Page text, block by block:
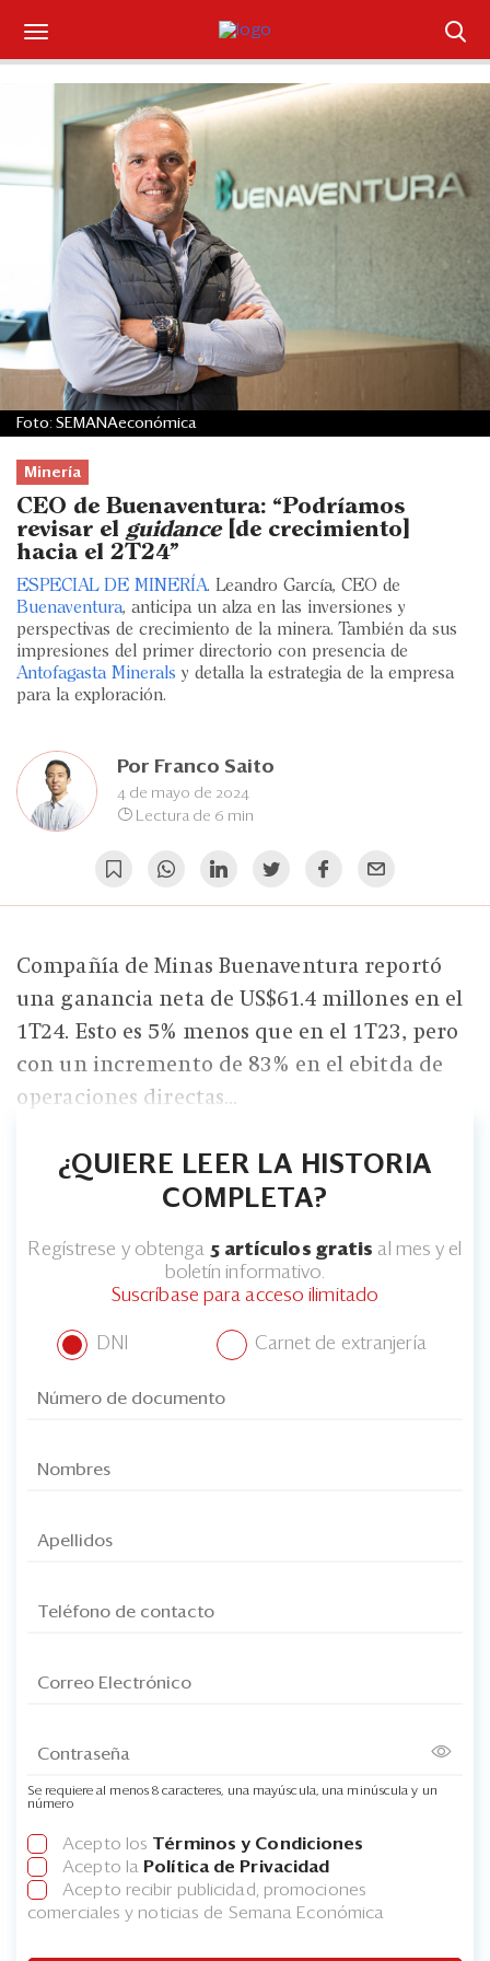
Suscríbase
Iniciar sesión
Portada
¿Qué está pasando?
Sectores y Empresas
Management
Economía y Finanzas
Legal y Política
Eventos
Blogs
Ranking CEO
Edición Impresa
Minería
CEO de Buenaventura: “Podríamos
revisar el guidance[de crecimiento]
hacia el 2T24”
ESPECIAL DE MINERÍA. Leandro García, CEO de
Buenaventura, anticipa un alza en las inversiones y
perspectivas de crecimiento de la minera. También da sus
impresiones del primer directorio con presencia de
Antofagasta Minerals y detalla la estrategia de la empresa
para la exploración.
Por Franco Saito
4 de mayo de 2024
Lectura de 6 min
Foto: SEMANAeconómica
Compañía de Minas Buenaventura reportó
una ganancia neta de US$61.4 millones en el
1T24. Esto es 5% menos que en el 1T23, pero
con un incremento de 83% en el ebitda de
operaciones directas...
¿QUIERE LEER LA HISTORIA
COMPLETA?
Regístrese y obtenga 5 artículos gratis al mes y el
boletín informativo.
Suscríbase para acceso ilimitado
DNI Carnet de extranjería
Se requiere al menos 8 caracteres, una mayúscula, una minúscula y un
número
Acepto los Términos y Condiciones
Acepto la Política de Privacidad
Acepto recibir publicidad, promociones
comerciales y noticias de Semana Económica